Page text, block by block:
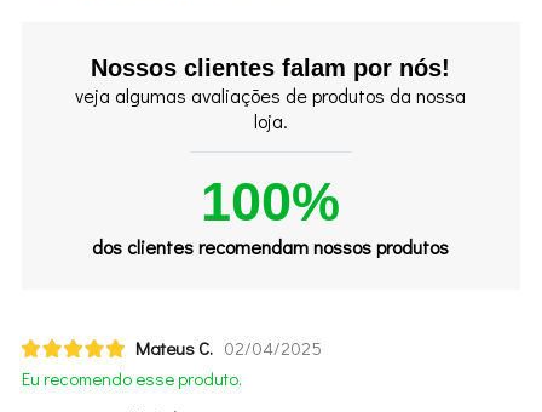
Nossos clientes falam por nós!
veja algumas avaliações de produtos da nossa
loja.
100%
dos clientes recomendam nossos produtos
Mateus C. 02/04/2025
Eu recomendo esse produto.